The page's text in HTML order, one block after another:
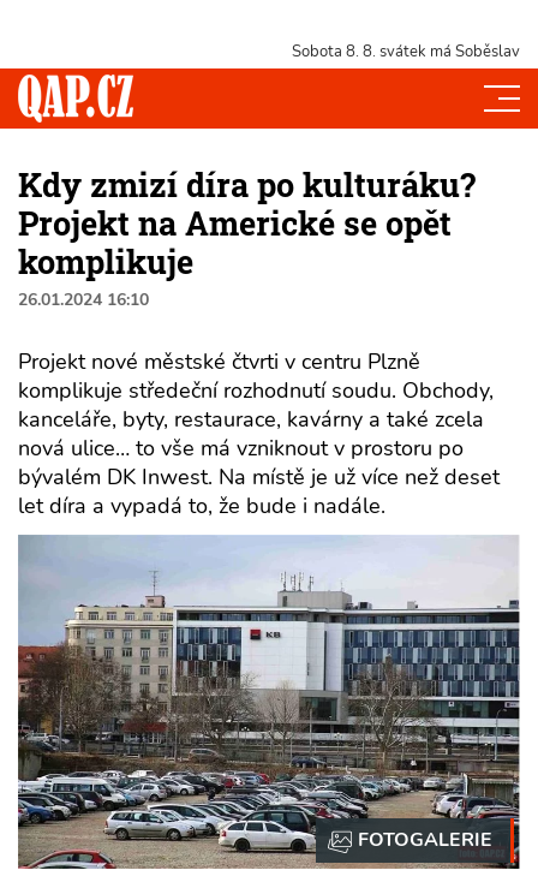
Sobota 8. 8. svátek má Soběslav
Kdy zmizí díra po kulturáku?
Projekt na Americké se opět
komplikuje
26.01.2024 16:10
Projekt nové městské čtvrti v centru Plzně
komplikuje středeční rozhodnutí soudu. Obchody,
kanceláře, byty, restaurace, kavárny a také zcela
nová ulice… to vše má vzniknout v prostoru po
bývalém DK Inwest. Na místě je už více než deset
let díra a vypadá to, že bude i nadále.